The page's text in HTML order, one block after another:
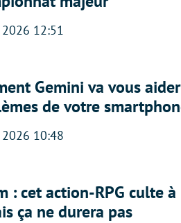
12:51
Gemini va vous
de votre
10:48
: cet action-RPG culte
ça ne durera pas